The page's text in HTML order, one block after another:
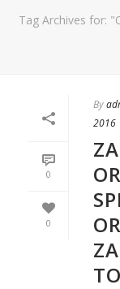
Tag Archives for:
0
0
By
2016